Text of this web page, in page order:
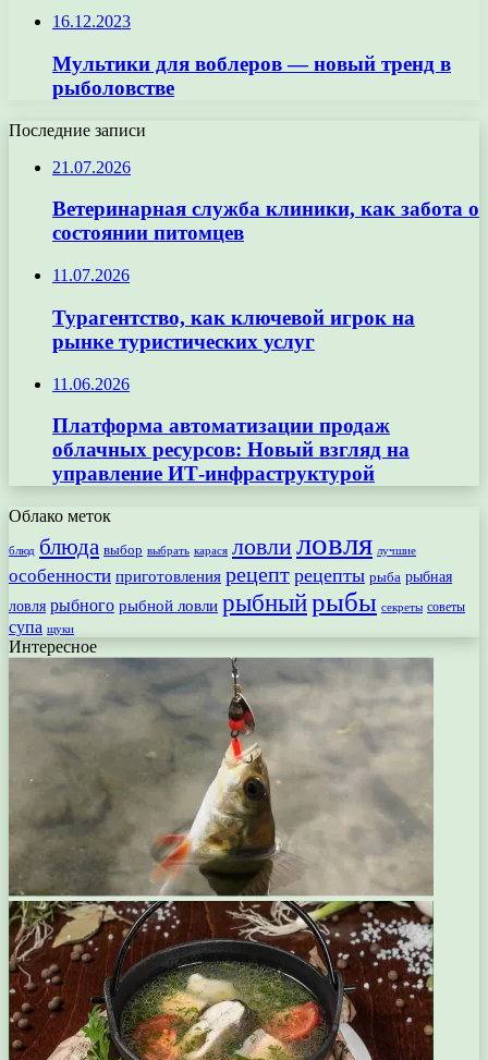
16.12.2023
Мультики для воблеров — новый тренд в
рыболовстве
Последние записи
21.07.2026
Ветеринарная служба клиники, как забота о
состоянии питомцев
11.07.2026
Турагентство, как ключевой игрок на
рынке туристических услуг
11.06.2026
Платформа автоматизации продаж
облачных ресурсов: Новый взгляд на
управление ИТ-инфраструктурой
Облако меток
блюд блюда выбор выбрать карася ловлиловля лучшие
особенности приготовления рецепт рецепты рыба рыбная
ловля рыбного рыбной ловли рыбныйрыбы секреты советы
супа щуки
Интересное